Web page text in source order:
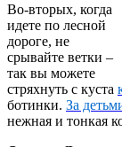
Во-вторых, когда
идете по лесной
дороге, не
срывайте ветки –
так вы можете
стряхнуть с куста
ботинки. За
нежная и тонкая